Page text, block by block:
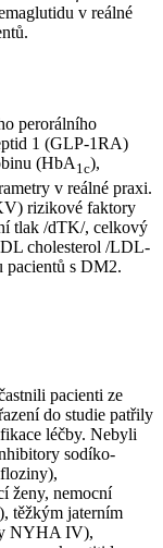
v reálné
perorálního
1 (GLP-1RA)
(HbA 1c),
v reálné praxi.
rizikové faktory
tlak /dTK/, celkový
cholesterol /LDL-
s DM2.
pacienti ze
do studie patřily
léčby. Nebyli
sodíko-
ženy, nemocní
těžkým jaterním
NYHA IV),